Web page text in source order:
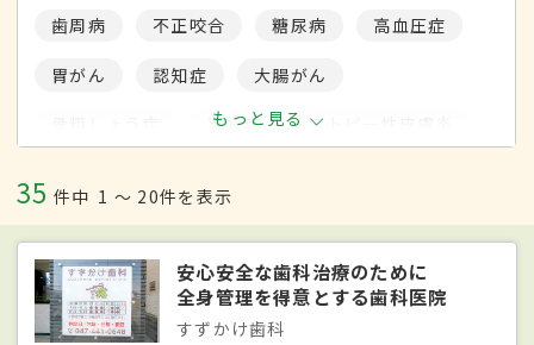
歯周病 不正咬合 糖尿病 高血圧症
胃がん 認知症 大腸がん
不妊症 アトピー性皮膚炎
緑内障 うつ病 肺がん
睡眠時無呼吸症候群 下肢静脈瘤
もっと見る
35 件中 1 〜 20件を表示
安心安全な歯科治療のために
全身管理を得意とする歯科医院
すずかけ歯科